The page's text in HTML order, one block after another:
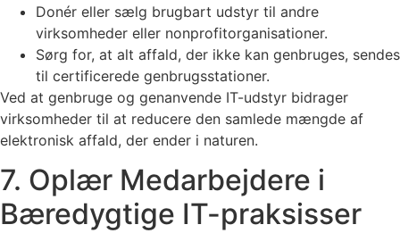
Donér eller sælg brugbart udstyr til andre
virksomheder eller nonprofitorganisationer.
Sørg for, at alt affald, der ikke kan genbruges, sendes
til certificerede genbrugsstationer.
Ved at genbruge og genanvende IT-udstyr bidrager
virksomheder til at reducere den samlede mængde af
elektronisk affald, der ender i naturen.
7. Oplær Medarbejdere i
Bæredygtige IT-praksisser